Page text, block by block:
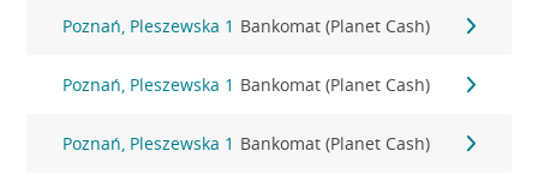
Poznań, Pleszewska 1 Bankomat (Planet Cash)
Poznań, Pleszewska 1 Bankomat (Planet Cash)
Poznań, Pleszewska 1 Bankomat (Planet Cash)